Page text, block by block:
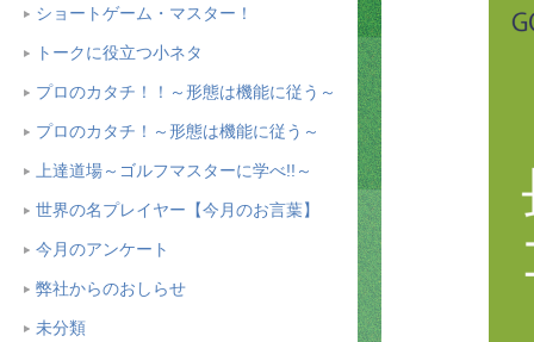
ショートゲーム・マスター！
トークに役立つ小ネタ
プロのカタチ！！～形態は機能に従う～
プロのカタチ！～形態は機能に従う～
上達道場～ゴルフマスターに学べ!!～
世界の名プレイヤー【今月のお言葉】
今月のアンケート
弊社からのおしらせ
未分類